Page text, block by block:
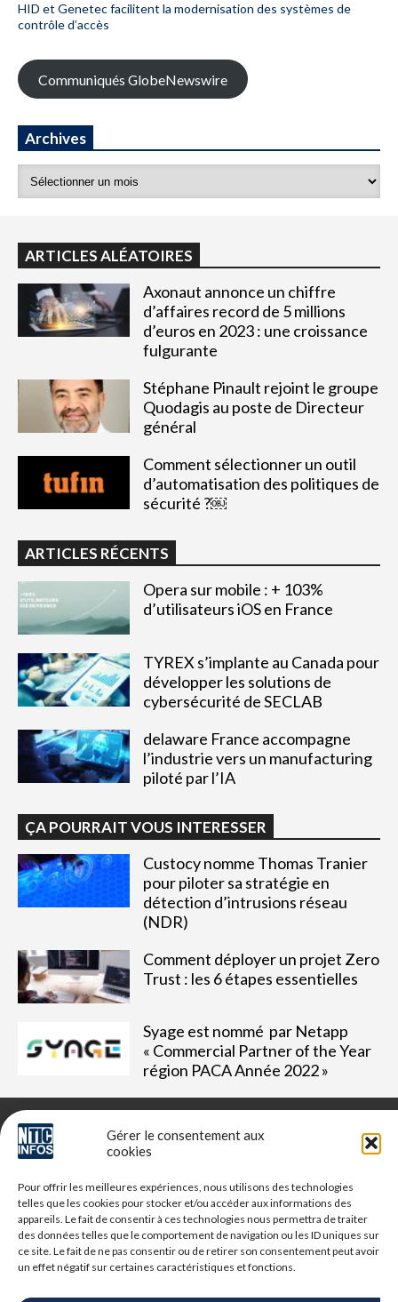
Gérer le consentement aux
cookies
Pour offrir les meilleures expériences, nous utilisons des technologies
telles que les cookies pour stocker et/ou accéder aux informations des
appareils. Le fait de consentir à ces technologies nous permettra de traiter
des données telles que le comportement de navigation ou les ID uniques sur
ce site. Le fait de ne pas consentir ou de retirer son consentement peut avoir
un effet négatif sur certaines caractéristiques et fonctions.
HID et Genetec facilitent la modernisation des systèmes de
contrôle d’accès
Communiqués GlobeNewswire
Archives
ARTICLES ALÉATOIRES
Axonaut annonce un chiffre
d’affaires record de 5 millions
d’euros en 2023 : une croissance
fulgurante
Stéphane Pinault rejoint le groupe
Quodagis au poste de Directeur
général
Comment sélectionner un outil
d’automatisation des politiques de
sécurité ?￼
ARTICLES RÉCENTS
Opera sur mobile : + 103%
d’utilisateurs iOS en France
TYREX s’implante au Canada pour
développer les solutions de
cybersécurité de SECLAB
delaware France accompagne
l’industrie vers un manufacturing
piloté par l’IA
ÇA POURRAIT VOUS INTERESSER
Custocy nomme Thomas Tranier
pour piloter sa stratégie en
détection d’intrusions réseau
(NDR)
Comment déployer un projet Zero
Trust : les 6 étapes essentielles
Syage est nommé par Netapp
« Commercial Partner of the Year
région PACA Année 2022 »
retrouvez des tribunes, des solutions, l'actualité, des retours
d'utilisateurs, des évènements, des livres blancs et les
nominations du secteur. Retrouvez toutes les informations NTIC
Vous cherchez quelque chose ?